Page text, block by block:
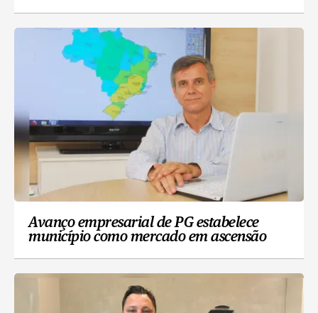
Avanço empresarial de PG estabelece
município como mercado em ascensão